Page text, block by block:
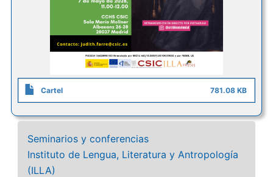
Cartel 781.08 KB
Seminarios y conferencias
Instituto de Lengua, Literatura y Antropología
(ILLA)